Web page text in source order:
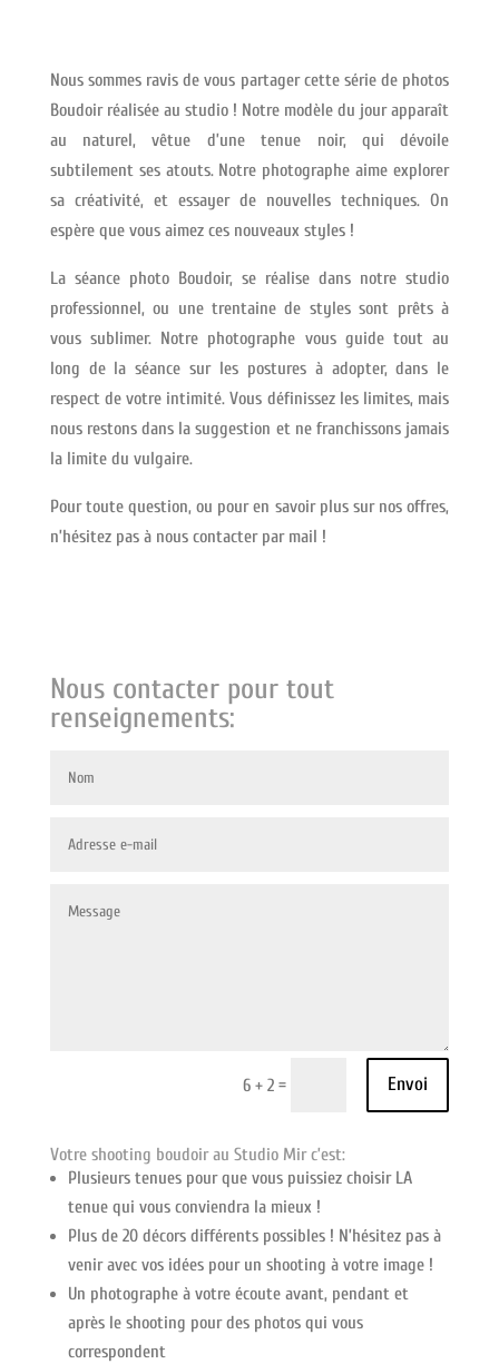
Nous sommes ravis de vous partager cette série de photos
Boudoir réalisée au studio ! Notre modèle du jour apparaît
au naturel, vêtue d’une tenue noir, qui dévoile
subtilement ses atouts. Notre photographe aime explorer
sa créativité, et essayer de nouvelles techniques. On
espère que vous aimez ces nouveaux styles !
La séance photo Boudoir, se réalise dans notre studio
professionnel, ou une trentaine de styles sont prêts à
vous sublimer. Notre photographe vous guide tout au
long de la séance sur les postures à adopter, dans le
respect de votre intimité. Vous définissez les limites, mais
nous restons dans la suggestion et ne franchissons jamais
la limite du vulgaire.
Pour toute question, ou pour en savoir plus sur nos offres,
n’hésitez pas à nous contacter par mail !
Nous contacter pour tout
renseignements:
6 + 2 = Envoi
Votre shooting boudoir au Studio Mir c’est:
Plusieurs tenues pour que vous puissiez choisir LA
tenue qui vous conviendra la mieux !
Plus de 20 décors différents possibles ! N’hésitez pas à
venir avec vos idées pour un shooting à votre image !
Un photographe à votre écoute avant, pendant et
après le shooting pour des photos qui vous
correspondent